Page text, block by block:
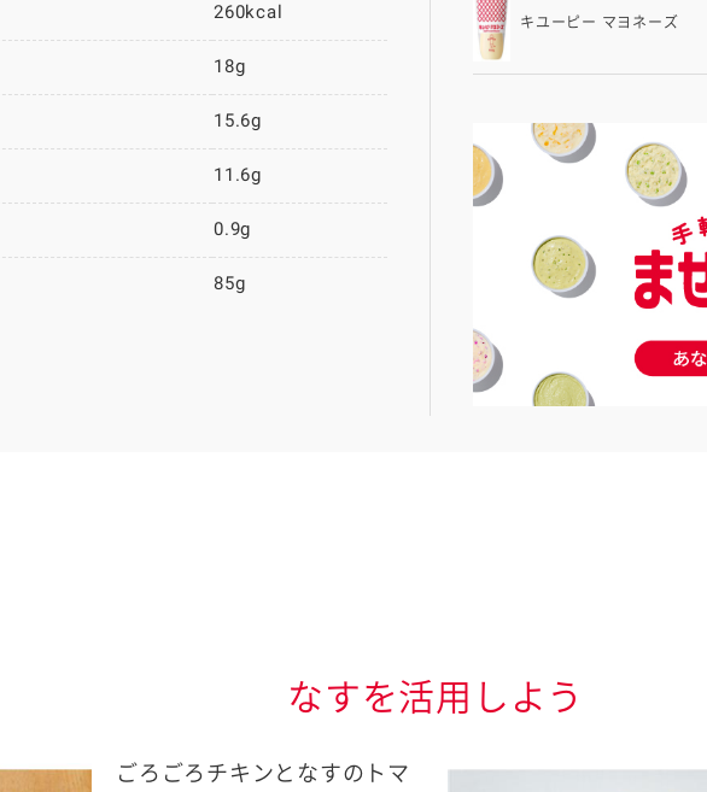
260kcal
18g
15.6g
11.6g
0.9g
85g
キユーピー マヨネーズ
なすを活用しよう
ごろごろチキンとなすのトマ